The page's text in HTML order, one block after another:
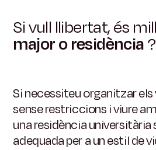
Si vull llibertat, és
major o residència?
Si necessiteu organitzar
sense restriccions i viure
una residència universitària
adequada per a un estil de